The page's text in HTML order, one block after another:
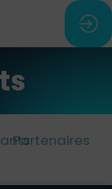
Partenaires